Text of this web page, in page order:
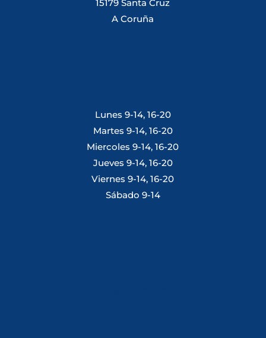
15179 Santa Cruz
A Coruña
Lunes 9-14, 16-20
Martes 9-14, 16-20
Miercoles 9-14, 16-20
Jueves 9-14, 16-20
Viernes 9-14, 16-20
Sábado 9-14